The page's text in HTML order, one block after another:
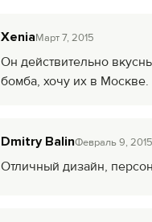
XeniaMарт 7, 2015
Он действительно
бомба, хочу их в Москве.
Dmitry BalinФевраль 9, 2015
Отличный дизайн,